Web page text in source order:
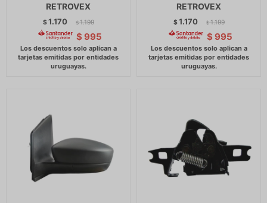
RETROVEX
$1.170 $ 1.199
$ 995
RETROVEX
$1.170 $ 1.199
$ 995